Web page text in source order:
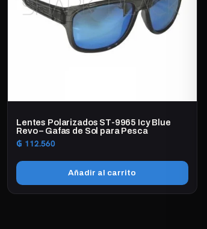
Lentes Polarizados ST-9965 Icy Blue
Revo – Gafas de Sol para Pesca
₲ 112.560
Añadir al carrito